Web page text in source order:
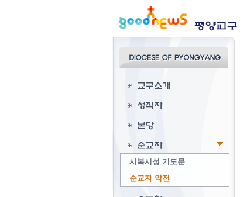
시복시성 기도문
순교자 약전